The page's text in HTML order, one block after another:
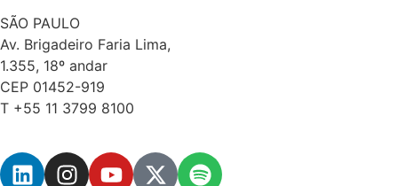
SÃO PAULO
Av. Brigadeiro Faria Lima,
1.355, 18º andar
CEP 01452-919
T +55 11 3799 8100